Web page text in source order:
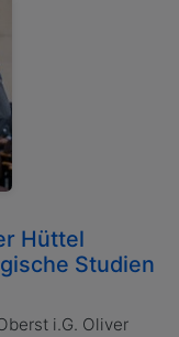
Hüttel
Studien
i.G. Oliver